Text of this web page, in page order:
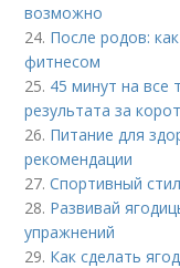
возможно
24. После родов:
фитнесом
25. 45 минут на все
результата за
26. Питание для
рекомендации
27.Спортивный
28. Развивай
упражнений
29. Как сделать